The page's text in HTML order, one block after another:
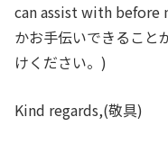
can assist with before
かお手伝いできること
けください。)
Kind regards,(敬具)